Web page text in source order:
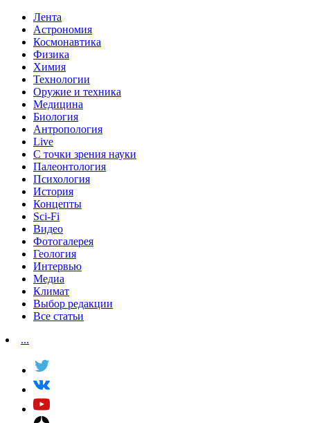
Лента
Астрономия
Космонавтика
Физика
Химия
Технологии
Оружие и техника
Медицина
Биология
Антропология
Live
С точки зрения науки
Палеонтология
Психология
История
Концепты
Sci-Fi
Видео
Фотогалерея
Геология
Интервью
Медиа
Климат
Выбор редакции
Все статьи
...